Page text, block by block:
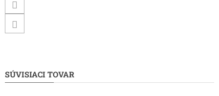
SÚVISIACI TOVAR